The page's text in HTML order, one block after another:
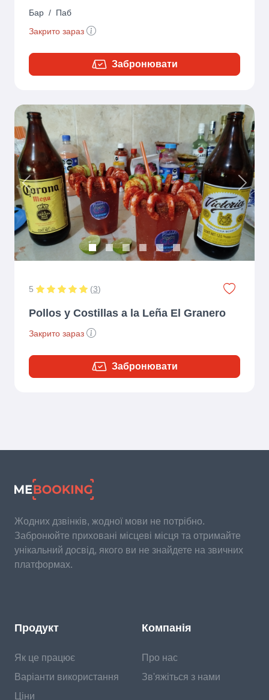
Бар / Паб
Закрито зараз
Забронювати
Previous Next
5 (3)
Pollos y Costillas a la Leña El Granero
Закрито зараз
Забронювати
Жодних дзвінків, жодної мови не потрібно.
Забронюйте приховані місцеві місця та отримайте
унікальний досвід, якого ви не знайдете на звичних
платформах.
Продукт
Як це працює
Варіанти використання
Ціни
Компанія
Про нас
Зв'яжіться з нами